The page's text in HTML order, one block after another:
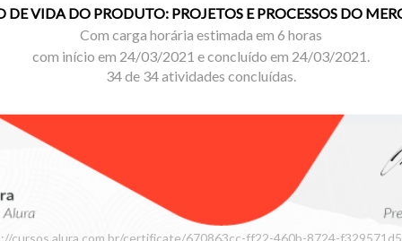
DE VIDA DO PRODUTO: PROJETOS E PROCESSOS DO
Com carga horária estimada em 6 horas
com início em 24/03/2021 e concluído em 24/03/2021.
34 de 34 atividades concluídas.